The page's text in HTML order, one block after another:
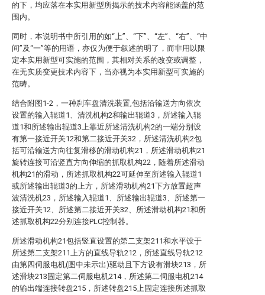
的下，均应落在本实用新型所揭示的技术内容能涵盖的范
围内。
同时，本说明书中所引用的如“上”、“下”、“左”、“右”、“中
间”及“一”等的用语，亦仅为便于叙述的明了，而非用以限
定本实用新型可实施的范围，其相对关系的改变或调整，
在无实质变更技术内容下，当亦视为本实用新型可实施的
范畴。
结合附图1-2，一种刹车盘清洗装置,包括沿输送方向依次
设置的输入辊道1、清洗机构2和输出辊道3，所述输入辊
道1和所述输出辊道3上靠近所述清洗机构2的一端分别设
有第一接近开关12和第二接近开关32，所述清洗机构2包
括可沿输送方向往复滑移的滑动机构21，所述滑动机构21
旋转连接可沿竖直方向伸缩的抓取机构22，随着所述滑动
机构21的滑动，所述抓取机构22可延伸至所述输入辊道1
或所述输出辊道3的上方，所述滑动机构21下方放置超声
波清洗机23，所述输入辊道1、所述输出辊道3、所述第一
接近开关12、所述第二接近开关32、所述滑动机构21和所
述抓取机构22分别连接PLC控制器。
所述滑动机构21包括竖直设置的第二支架211和水平设于
所述第二支架211上方的直线导轨212，所述直线导轨212
由第四伺服电机(图中未示出)驱动且下方设有滑块213，所
述滑块213固定第二伺服电机214，所述第二伺服电机214
的输出端连接转盘215，所述转盘215上固定连接所述抓取